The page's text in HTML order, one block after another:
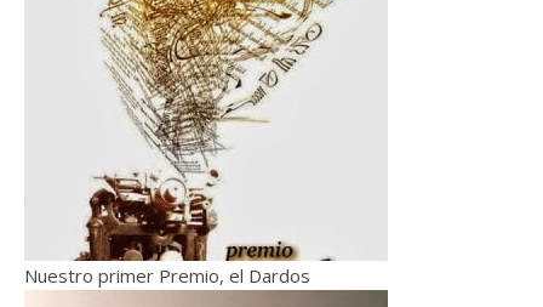
Nuestro primer Premio, el Dardos